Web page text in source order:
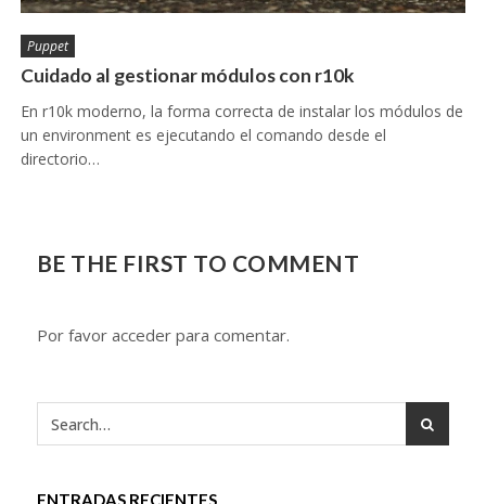
Puppet
Cuidado al gestionar módulos con r10k
En r10k moderno, la forma correcta de instalar los módulos de
un environment es ejecutando el comando desde el
directorio…
BE THE FIRST TO COMMENT
Por favor acceder para comentar.
ENTRADAS RECIENTES